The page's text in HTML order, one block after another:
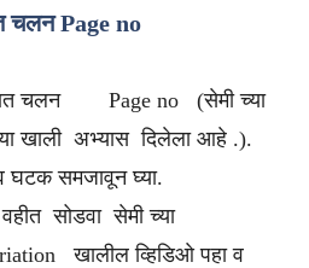
चलन Page no
चलन Page no (सेमी च्या
खाली अभ्यास दिलेला आहे .).
व घटक समजावून घ्या.
सोडवा सेमी च्या
खालील व्हिडिओ पहा व